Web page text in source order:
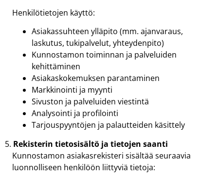
Henkilötietojen käyttö:
Asiakassuhteen ylläpito (mm. ajanvaraus,
laskutus, tukipalvelut, yhteydenpito)
Kunnostamon toiminnan ja palveluiden
kehittäminen
Asiakaskokemuksen parantaminen
Markkinointi ja myynti
Sivuston ja palveluiden viestintä
Analysointi ja profilointi
Tarjouspyyntöjen ja palautteiden käsittely
Rekisterin tietosisältö ja tietojen saanti
Kunnostamon asiakasrekisteri sisältää seuraavia
luonnolliseen henkilöön liittyviä tietoja: